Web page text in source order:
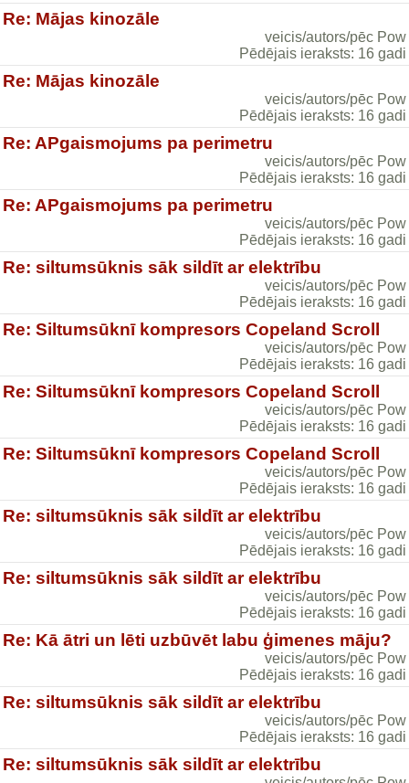
Re: Mājas kinozāle
veicis/autors/pēc Pow
Pēdējais ieraksts: 16 gadi
Re: Mājas kinozāle
veicis/autors/pēc Pow
Pēdējais ieraksts: 16 gadi
Re: APgaismojums pa perimetru
veicis/autors/pēc Pow
Pēdējais ieraksts: 16 gadi
Re: APgaismojums pa perimetru
veicis/autors/pēc Pow
Pēdējais ieraksts: 16 gadi
Re: siltumsūknis sāk sildīt ar elektrību
veicis/autors/pēc Pow
Pēdējais ieraksts: 16 gadi
Re: Siltumsūknī kompresors Copeland Scroll
veicis/autors/pēc Pow
Pēdējais ieraksts: 16 gadi
Re: Siltumsūknī kompresors Copeland Scroll
veicis/autors/pēc Pow
Pēdējais ieraksts: 16 gadi
Re: Siltumsūknī kompresors Copeland Scroll
veicis/autors/pēc Pow
Pēdējais ieraksts: 16 gadi
Re: siltumsūknis sāk sildīt ar elektrību
veicis/autors/pēc Pow
Pēdējais ieraksts: 16 gadi
Re: siltumsūknis sāk sildīt ar elektrību
veicis/autors/pēc Pow
Pēdējais ieraksts: 16 gadi
Re: Kā ātri un lēti uzbūvēt labu ģimenes māju?
veicis/autors/pēc Pow
Pēdējais ieraksts: 16 gadi
Re: siltumsūknis sāk sildīt ar elektrību
veicis/autors/pēc Pow
Pēdējais ieraksts: 16 gadi
Re: siltumsūknis sāk sildīt ar elektrību